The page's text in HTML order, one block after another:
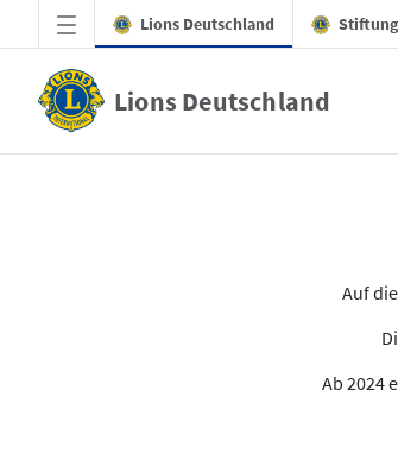
Zum Hauptinhalt springen
Lions Deutschland
Lions Deutschland
Auf
Ab 2024